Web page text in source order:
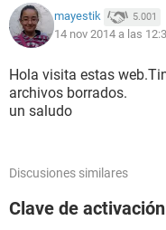
mayestik 5.001
14 nov 2014 a las
Hola visita estas
archivos borrados.
un saludo
Discusiones similares
Clave de